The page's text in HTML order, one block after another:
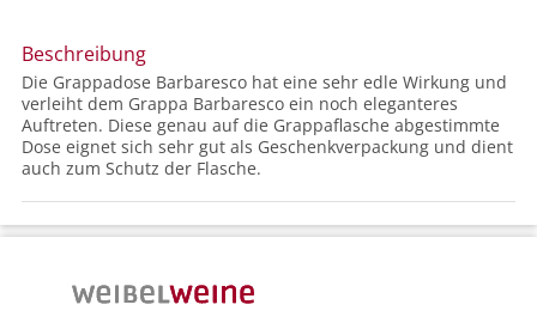
Beschreibung
Die Grappadose Barbaresco hat eine sehr edle Wirkung und
verleiht dem Grappa Barbaresco ein noch eleganteres
Auftreten. Diese genau auf die Grappaflasche abgestimmte
Dose eignet sich sehr gut als Geschenkverpackung und dient
auch zum Schutz der Flasche.